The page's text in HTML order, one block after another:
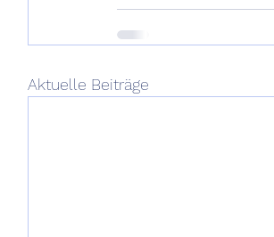
Aktuelle Beiträge